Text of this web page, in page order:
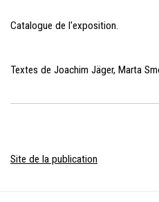
Catalogue de l'exposition.
Textes de Joachim Jäger, Marta
Site de la publication